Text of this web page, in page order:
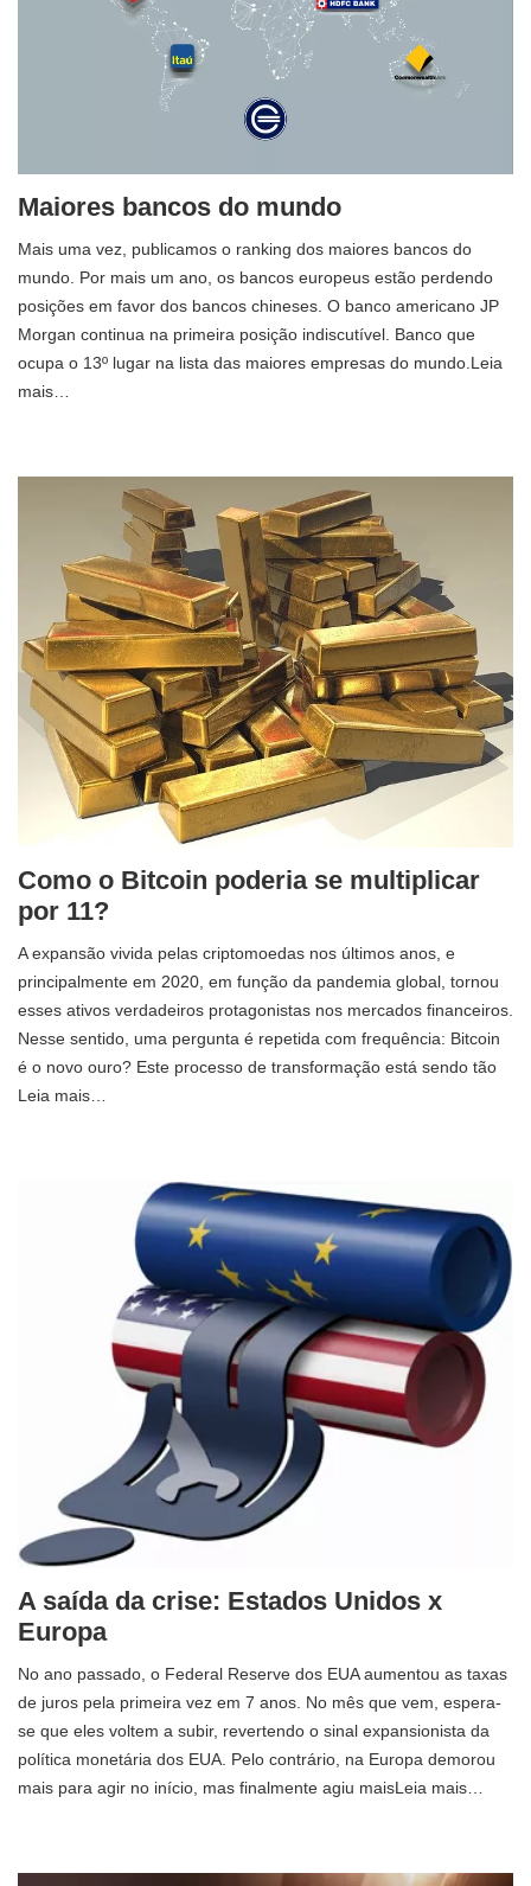
Maiores bancos do mundo
Mais uma vez, publicamos o ranking dos maiores bancos do
mundo. Por mais um ano, os bancos europeus estão perdendo
posições em favor dos bancos chineses. O banco americano JP
Morgan continua na primeira posição indiscutível. Banco que
ocupa o 13º lugar na lista das maiores empresas do mundo.Leia
mais…
Como o Bitcoin poderia se multiplicar
por 11?
A expansão vivida pelas criptomoedas nos últimos anos, e
principalmente em 2020, em função da pandemia global, tornou
esses ativos verdadeiros protagonistas nos mercados financeiros.
Nesse sentido, uma pergunta é repetida com frequência: Bitcoin
é o novo ouro? Este processo de transformação está sendo tão
Leia mais…
A saída da crise: Estados Unidos x
Europa
No ano passado, o Federal Reserve dos EUA aumentou as taxas
de juros pela primeira vez em 7 anos. No mês que vem, espera-
se que eles voltem a subir, revertendo o sinal expansionista da
política monetária dos EUA. Pelo contrário, na Europa demorou
mais para agir no início, mas finalmente agiu maisLeia mais…